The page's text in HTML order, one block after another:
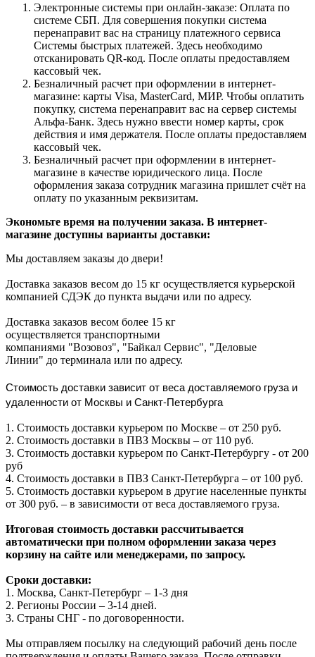
Электронные системы при онлайн-заказе: Оплата по
системе СБП. Для совершения покупки система
перенаправит вас на страницу платежного сервиса
Системы быстрых платежей. Здесь необходимо
отсканировать QR-код. После оплаты предоставляем
кассовый чек.
Безналичный расчет при оформлении в интернет-
магазине: карты Visa, MasterCard, МИР. Чтобы оплатить
покупку, система перенаправит вас на сервер системы
Альфа-Банк. Здесь нужно ввести номер карты, срок
действия и имя держателя. После оплаты предоставляем
кассовый чек.
Безналичный расчет при оформлении в интернет-
магазине в качестве юридического лица. После
оформления заказа сотрудник магазина пришлет счёт на
оплату по указанным реквизитам.
Экономьте время на получении заказа. В интернет-
магазине доступны варианты доставки:
Мы доставляем заказы до двери!
Доставка заказов весом до 15 кг осуществляется курьерской
компанией СДЭК до пункта выдачи или по адресу.
Доставка заказов весом более 15 кг
осуществляется транспортными
компаниями "Возовоз", "Байкал Сервис", "Деловые
Линии" до терминала или по адресу.
Стоимость доставки зависит от веса доставляемого груза и
удаленности от Москвы и Санкт-Петербурга
1. Стоимость доставки курьером по Москве – от 250 руб.
2. Стоимость доставки в ПВЗ Москвы – от 110 руб.
3. Стоимость доставки курьером по Санкт-Петербургу - от 200
руб
4. Стоимость доставки в ПВЗ Санкт-Петербурга – от 100 руб.
5. Стоимость доставки курьером в другие населенные пункты
от 300 руб. – в зависимости от веса доставляемого груза.
Итоговая стоимость доставки рассчитывается
автоматически при полном оформлении заказа через
корзину на сайте или менеджерами, по запросу.
Сроки доставки:
1. Москва, Санкт-Петербург – 1-3 дня
2. Регионы России – 3-14 дней.​
3. Страны СНГ - по договоренности.
Мы отправляем посылку на следующий рабочий день после